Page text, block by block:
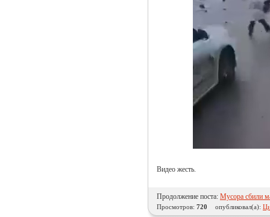
Видео жесть.
Продолжение поста: Мусора сбили
Просмотров: 720 опубликовал(а):